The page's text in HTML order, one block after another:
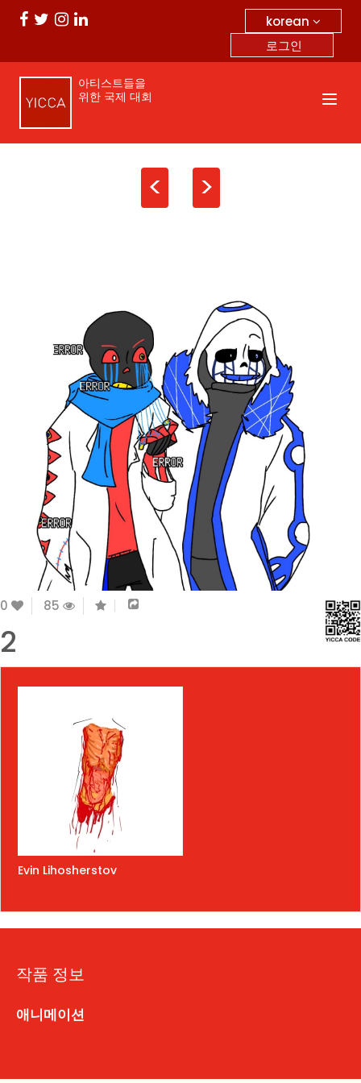
korean
로그인
아티스트들을
위한 국제 대회
< >
0 85
2
Evin Lihosherstov
작품 정보
애니메이션